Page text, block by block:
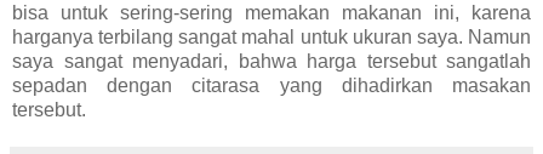
bisa untuk sering-sering memakan makanan ini, karena
harganya terbilang sangat mahal untuk ukuran saya. Namun
saya sangat menyadari, bahwa harga tersebut sangatlah
sepadan dengan citarasa yang dihadirkan masakan
tersebut.